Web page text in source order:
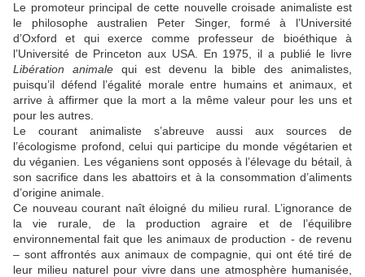
Le promoteur principal de cette nouvelle croisade animaliste est
le philosophe australien Peter Singer, formé à l’Université
d’Oxford et qui exerce comme professeur de bioéthique à
l’Université de Princeton aux USA. En 1975, il a publié le livre
Libération animalequi est devenu la bible des animalistes,
puisqu’il défend l’égalité morale entre humains et animaux, et
arrive à affirmer que la mort a la même valeur pour les uns et
pour les autres.
Le courant animaliste s’abreuve aussi aux sources de
l’écologisme profond, celui qui participe du monde végétarien et
du véganien. Les véganiens sont opposés à l’élevage du bétail, à
son sacrifice dans les abattoirs et à la consommation d’aliments
d’origine animale.
Ce nouveau courant naît éloigné du milieu rural. L’ignorance de
la vie rurale, de la production agraire et de l’équilibre
environnemental fait que les animaux de production - de revenu
– sont affrontés aux animaux de compagnie, qui ont été tiré de
leur milieu naturel pour vivre dans une atmosphère humanisée,